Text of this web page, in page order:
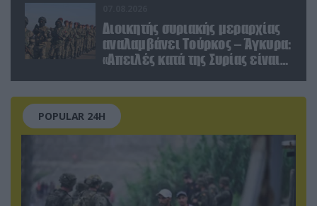
Διοικητής συριακής μεραρχίας
αναλαμβάνει Τούρκος – Άγκυρα:
«Απειλές κατά της Συρίας είναι
POPULAR 24H